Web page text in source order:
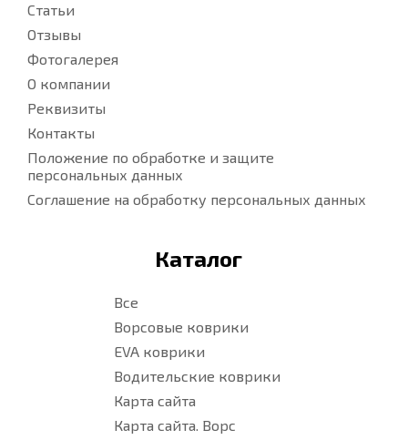
Статьи
Отзывы
Фотогалерея
О компании
Реквизиты
Контакты
Положение по обработке и защите
персональных данных
Соглашение на обработку персональных данных
Каталог
Все
Ворсовые коврики
EVA коврики
Водительские коврики
Карта сайта
Карта сайта. Ворс